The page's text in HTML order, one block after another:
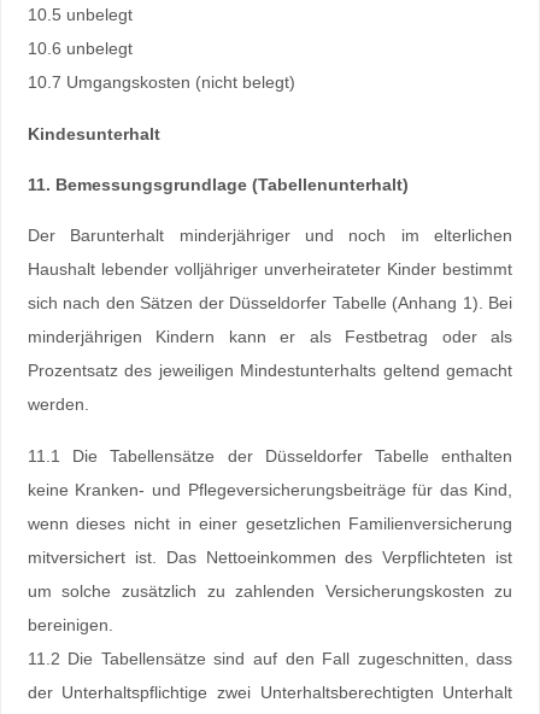
10.5 unbelegt
10.6 unbelegt
10.7 Umgangskosten (nicht belegt)
Kindesunterhalt
11. Bemessungsgrundlage (Tabellenunterhalt)
Der Barunterhalt minderjähriger und noch im elterlichen
Haushalt lebender volljähriger unverheirateter Kinder bestimmt
sich nach den Sätzen der Düsseldorfer Tabelle (Anhang 1). Bei
minderjährigen Kindern kann er als Festbetrag oder als
Prozentsatz des jeweiligen Mindestunterhalts geltend gemacht
werden.
11.1 Die Tabellensätze der Düsseldorfer Tabelle enthalten
keine Kranken- und Pflegeversicherungsbeiträge für das Kind,
wenn dieses nicht in einer gesetzlichen Familienversicherung
mitversichert ist. Das Nettoeinkommen des Verpflichteten ist
um solche zusätzlich zu zahlenden Versicherungskosten zu
bereinigen.
11.2 Die Tabellensätze sind auf den Fall zugeschnitten, dass
der Unterhaltspflichtige zwei Unterhaltsberechtigten Unterhalt